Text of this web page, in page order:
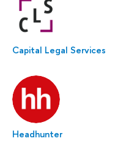
Capital Legal Services
Headhunter